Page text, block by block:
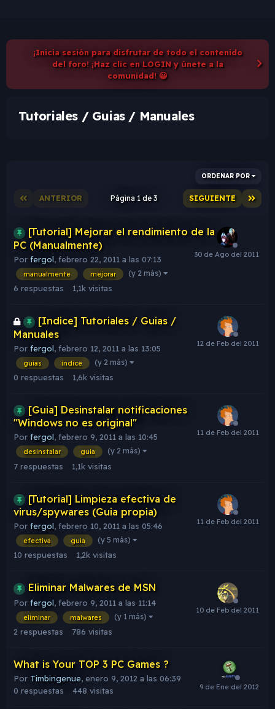
¡Inicia sesión para disfrutar de todo el contenido
del foro! ¡Haz clic en LOGIN y únete a la
comunidad! 😀
Tutoriales / Guias / Manuales
ORDENAR POR
ANTERIOR SIGUIENTE
Página 1 de 3
[Tutorial] Mejorar el rendimiento de la
PC (Manualmente)
Por fergol, febrero 22, 2011 a las 07:13
manualmente mejorar (y 2 más)
6 respuestas 1,1k visitas
[Indice] Tutoriales / Guias /
Manuales
Por fergol, febrero 12, 2011 a las 13:05
guias indice (y 2 más)
0 respuestas 1,6k visitas
[Guia] Desinstalar notificaciones
"Windows no es original"
Por fergol, febrero 9, 2011 a las 10:45
desinstalar guia (y 2 más)
7 respuestas 1,1k visitas
[Tutorial] Limpieza efectiva de
virus/spywares (Guia propia)
Por fergol, febrero 10, 2011 a las 05:46
efectiva guia (y 5 más)
10 respuestas 1,2k visitas
Eliminar Malwares de MSN
Por fergol, febrero 9, 2011 a las 11:14
eliminar malwares (y 1 más)
2 respuestas 786 visitas
What is Your TOP 3 PC Games ?
Por Timbingenue, enero 9, 2012 a las 06:39
0 respuestas 448 visitas